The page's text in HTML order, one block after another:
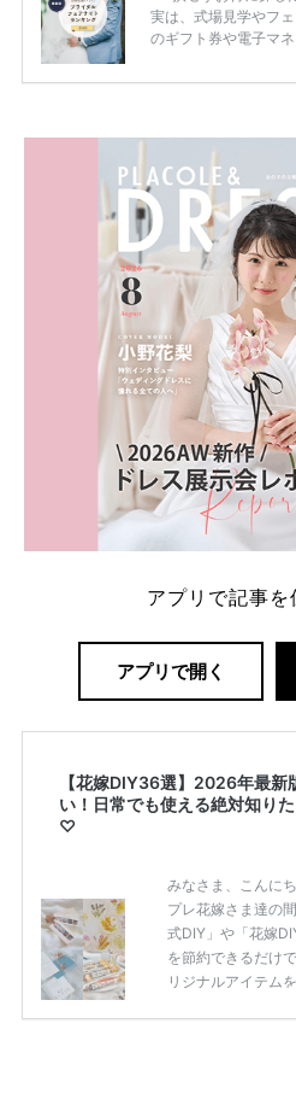
実は、式場見学やフ
のギフト券や電子マ
ため、比較せずに選
内容：特典金額・条
一番お得？」「プラ
解決します。 まずは
ング診断」か
アプリで記事を
アプリで開く
【花嫁DIY36選】2026年最
い！日常でも使える絶対知り
♡
みなさま、こんに
プレ花嫁さま達の
式DIY」や「花嫁
を節約できるだけ
リジナルアイテム